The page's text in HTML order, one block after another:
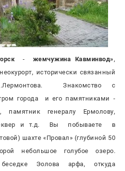
- жемчужина Кавминвод»,
исторически связанный
Знакомство с
города и его памятниками -
генералу Ермолову,
и т.д. Вы побываете в
шахте «Провал» (глубиной 50
небольшое голубое озеро.
Эолова арфа, откуда